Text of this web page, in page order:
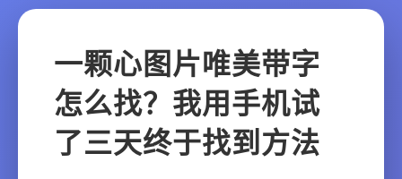
一颗心图片唯美带字
怎么找？我用手机试
了三天终于找到方法